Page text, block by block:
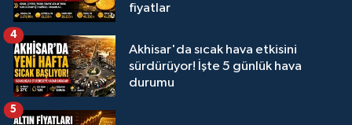
fiyatlar
Akhisar'da sıcak hava etkisini
sürdürüyor! İşte 5 günlük hava
durumu
4
5